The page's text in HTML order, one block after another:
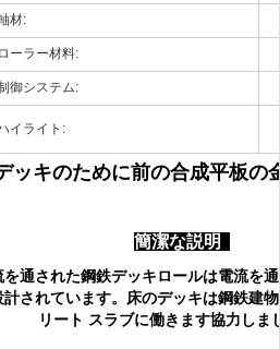
材:
ローラー材料:
御システム:
イライト:
ッキのために前の合成平板の
簡潔な説明
通された鋼鉄デッキロールは電流を
されています。床のデッキは鋼鉄建
リート スラブに働きます協力しま